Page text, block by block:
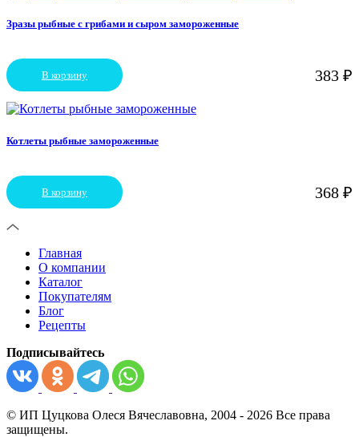
Зразы рыбные с грибами и сыром замороженные
383 ₽
В корзину
Котлеты рыбные замороженные
368 ₽
В корзину
Главная
О компании
Каталог
Покупателям
Блог
Рецепты
Подписывайтесь
© ИП Цуцкова Олеся Вячеславовна, 2004 - 2026 Все права
защищены.